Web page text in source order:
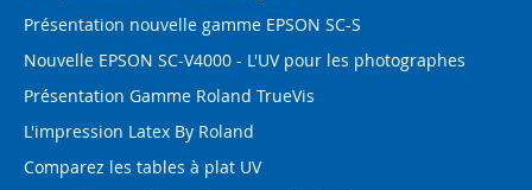
Présentation nouvelle gamme EPSON SC-S
Nouvelle EPSON SC-V4000 - L'UV pour les photographes
Présentation Gamme Roland TrueVis
L'impression Latex By Roland
Comparez les tables à plat UV